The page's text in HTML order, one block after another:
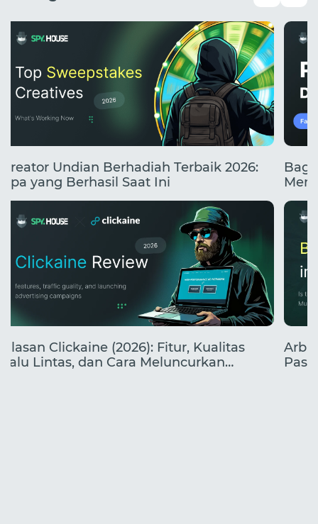
Kreator Undian Berhadiah Terbaik 2026:
Apa yang Berhasil Saat Ini
Ulasan Clickaine (2026): Fitur, Kualitas
Lalu Lintas, dan Cara Meluncurkan